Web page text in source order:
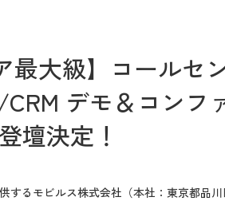
最大級】コールセ
デモ＆コンフ
壇決定！
するモビルス株式会社（本社：東京都品